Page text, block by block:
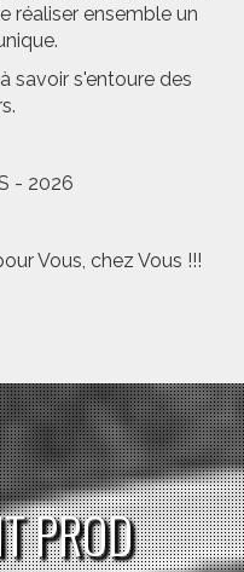
réaliser ensemble un
savoir s'entoure des
- 2026
Vous, chez Vous !!!
PROD